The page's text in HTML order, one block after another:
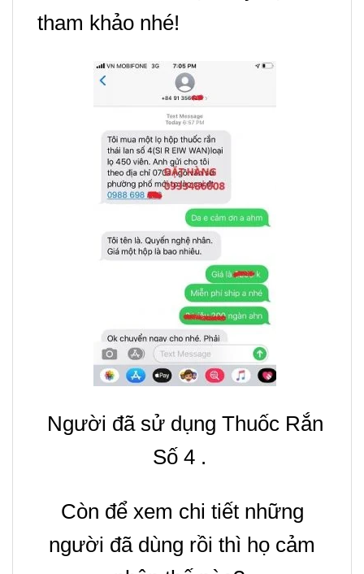
tham khảo nhé!
Người đã sử dụng Thuốc Rắn
Số 4 .
Còn để xem chi tiết những
người đã dùng rồi thì họ cảm